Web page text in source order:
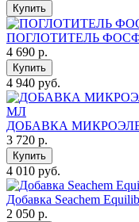
Купить
ПОГЛОТИТЕЛЬ
4 690 р.
Купить
4 940 руб.
ДОБАВКА
3 720 р.
Купить
4 010 руб.
Добавка Seachem
2 050 р.